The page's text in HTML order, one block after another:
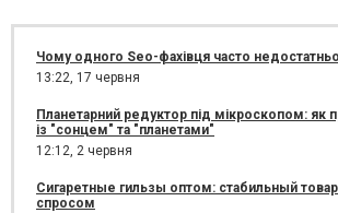
Чому одного Seo-фахівця часто недостатньо
13:22, 17 червня
Планетарний редуктор під мікроскопом: як
із "сонцем" та "планетами"
12:12, 2 червня
Сигаретные гильзы оптом: стабильный
спросом